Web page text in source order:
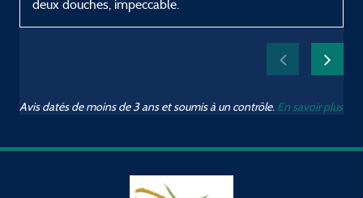
deux douches, impeccable.
Avis datés de moins de 3 ans et soumis à un contrôle. En savoir plus